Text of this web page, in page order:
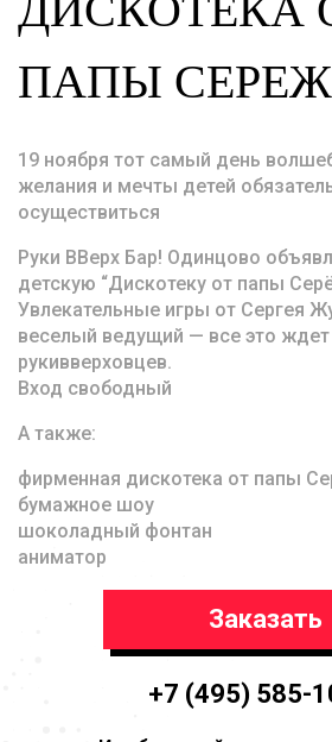
ПАПЫ
19 ноября тот самый день
желания и мечты детей
осуществиться
Руки ВВерх Бар! Одинцово
детскую “Дискотеку от папы
Увлекательные игры от Сергея
веселый ведущий — все это
рукивверховцев.
Вход свободный
А также:
фирменная дискотека от папы
бумажное шоу
шоколадный фонтан
аниматор
Заказать
+7 (495) 585-